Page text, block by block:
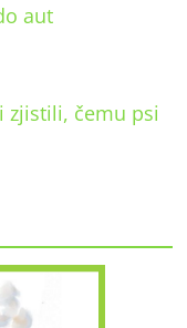
aut
zjistili, čemu psi